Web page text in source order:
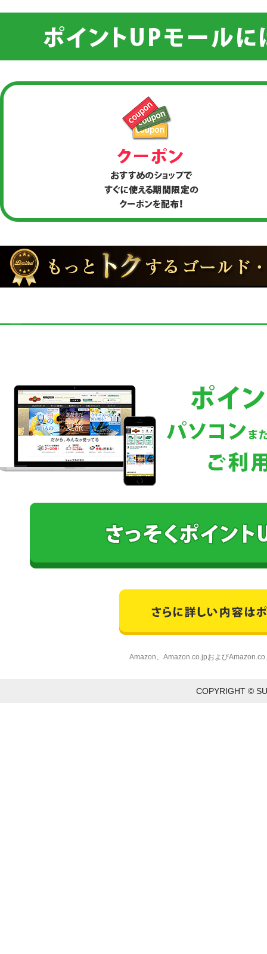
Amazon、Amazon.co.jpおよび
COPYRIGHT ©